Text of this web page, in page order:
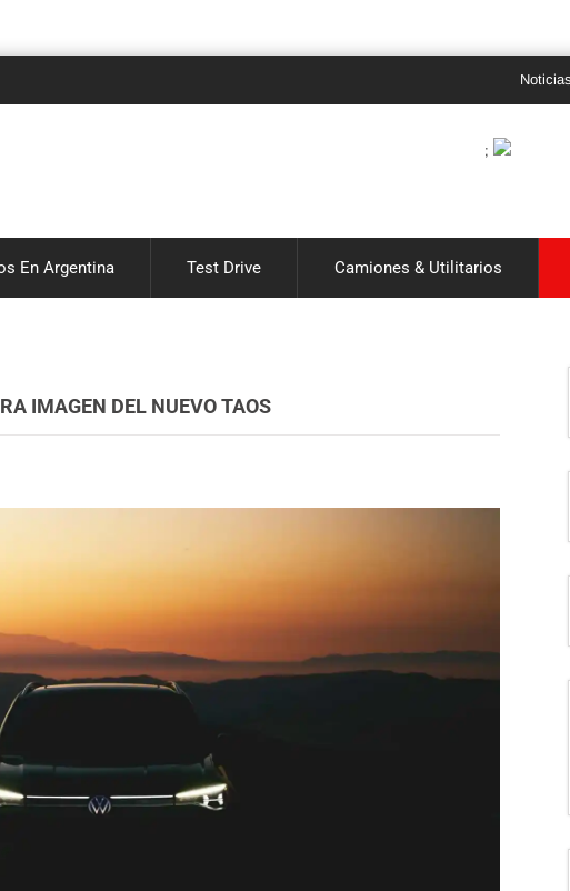
Noticias de
;
En Argentina Test Drive Camiones & Utilitarios
IMAGEN DEL NUEVO TAOS